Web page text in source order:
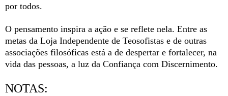
por todos.
O pensamento inspira a ação e se reflete nela. Entre as
metas da Loja Independente de Teosofistas e de outras
associações filosóficas está a de despertar e fortalecer, na
vida das pessoas, a luz da Confiança com Discernimento.
NOTAS: